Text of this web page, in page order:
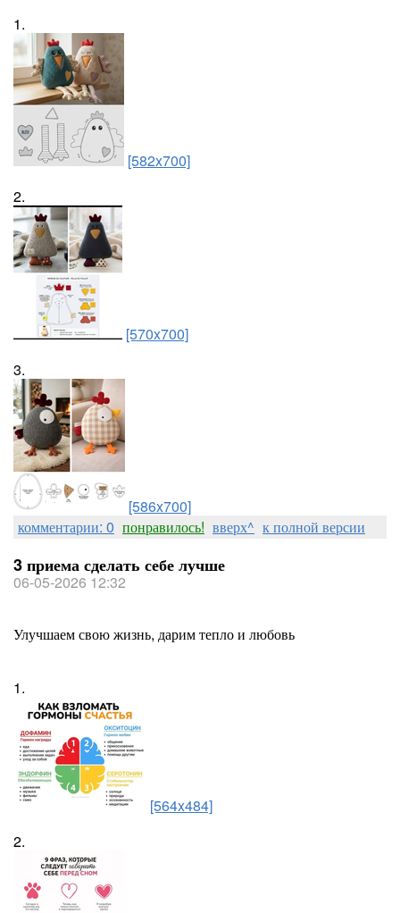
1.
[582x700]
2.
[570x700]
3.
[586x700]
комментарии: 0 понравилось! вверх^ к полной версии
3 приема сделать себе лучше
06-05-2026 12:32
Улучшаем свою жизнь, дарим тепло и любовь
1.
[564x484]
2.